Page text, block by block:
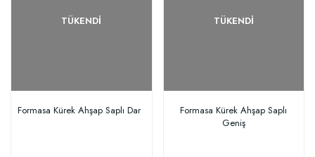
TÜKENDI
Formasa Kürek Ahşap Saplı Dar
TÜKENDI
Formasa Kürek Ahşap Saplı
Geniş